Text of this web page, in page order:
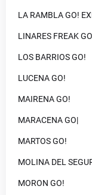
LA RAMBLA GO!
LINARES FREAK
LOS BARRIOS GO!
LUCENA GO!
MAIRENA GO!
MARACENA GO|
MARTOS GO!
MOLINA DEL
MORON GO!